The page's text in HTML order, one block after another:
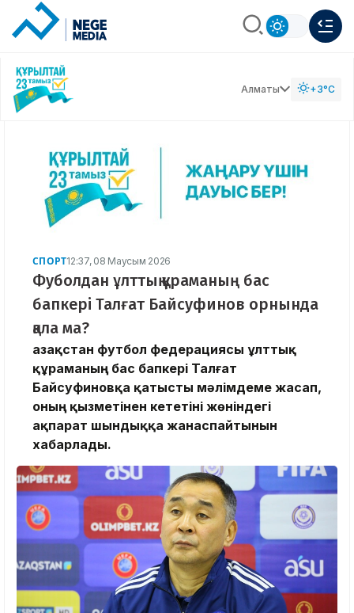
Алматы +3°C
СПОРТ12:37, 08 Маусым 2026
Фуболдан ұлттық құраманың бас
бапкері Талғат Байсуфинов орнында
қала ма?
Қазақстан футбол федерациясы ұлттық
құраманың бас бапкері Талғат
Байсуфиновқа қатысты мәлімдеме жасап,
оның қызметінен кететіні жөніндегі
ақпарат шындыққа жанаспайтынын
хабарлады.